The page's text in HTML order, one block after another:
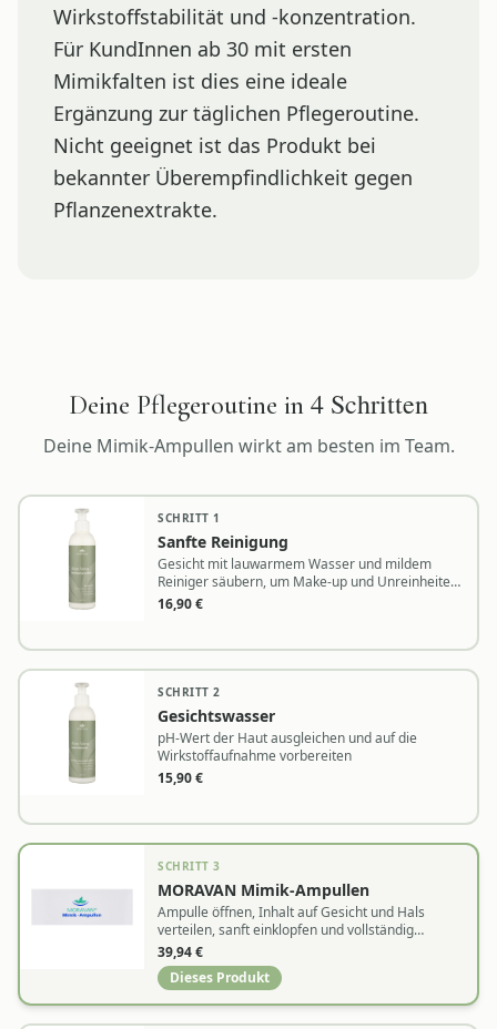
Wirkstoffstabilität und -konzentration.
Für KundInnen ab 30 mit ersten
Mimikfalten ist dies eine ideale
Ergänzung zur täglichen Pflegeroutine.
Nicht geeignet ist das Produkt bei
bekannter Überempfindlichkeit gegen
Pflanzenextrakte.
Deine Pflegeroutine in 4 Schritten
Deine Mimik-Ampullen wirkt am besten im Team.
SCHRITT 1
Sanfte Reinigung
Gesicht mit lauwarmem Wasser und mildem
Reiniger säubern, um Make-up und Unreinheiten
zu entfernen
16,90€
SCHRITT 2
Gesichtswasser
pH-Wert der Haut ausgleichen und auf die
Wirkstoffaufnahme vorbereiten
15,90€
SCHRITT 3
MORAVAN Mimik-Ampullen
Ampulle öffnen, Inhalt auf Gesicht und Hals
verteilen, sanft einklopfen und vollständig
einziehen lassen
39,94€
Dieses Produkt